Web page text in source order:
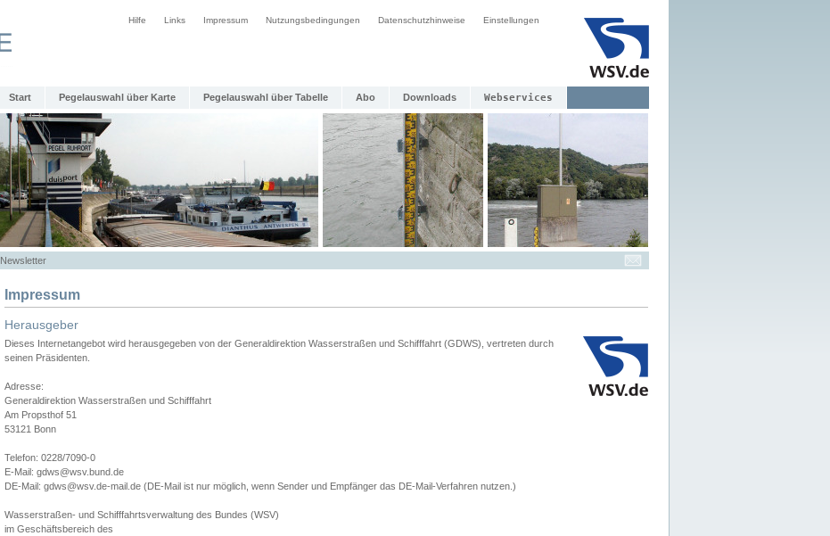
Hilfe Links Impressum Nutzungsbedingungen Datenschutzhinweise Einstellungen
Start Pegelauswahl über Karte Pegelauswahl über Tabelle Abo Downloads Webservices
Newsletter
Impressum
Herausgeber
Dieses Internetangebot wird herausgegeben von der Generaldirektion Wasserstraßen und Schifffahrt (GDWS), vertreten durch
seinen Präsidenten.
Adresse:
Generaldirektion Wasserstraßen und Schifffahrt
Am Propsthof 51
53121 Bonn
Telefon: 0228/7090-0
E-Mail: gdws@wsv.bund.de
DE-Mail: gdws@wsv.de-mail.de (DE-Mail ist nur möglich, wenn Sender und Empfänger das DE-Mail-Verfahren nutzen.)
Wasserstraßen- und Schifffahrtsverwaltung des Bundes (WSV)
im Geschäftsbereich des